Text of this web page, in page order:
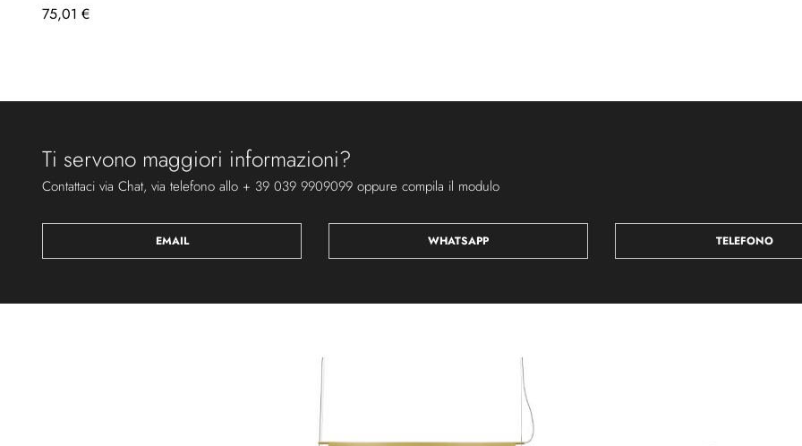
75,01 €
Ti servono maggiori informazioni?
Contattaci via Chat, via telefono allo + 39 039 9909099 oppure compila il modulo
EMAIL WHATSAPP TELEFONO